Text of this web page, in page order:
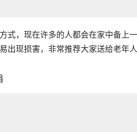
，现在许多的人都会在家中备上
出现损害，非常推荐大家送给老年人